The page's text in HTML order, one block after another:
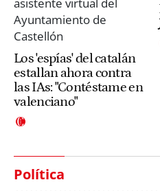
Los 'espías' del catalán
estallan ahora contra
las IAs: "Contéstame en
valenciano"
Política